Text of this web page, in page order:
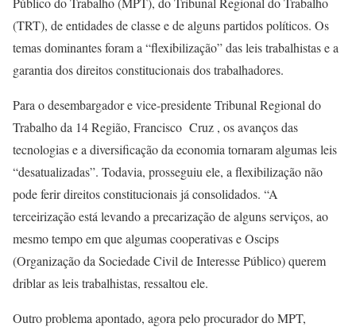
(TRT), de entidades de classe e de alguns partidos políticos. Os
temas dominantes foram a “flexibilização” das leis trabalhistas e a
garantia dos direitos constitucionais dos trabalhadores.
Para o desembargador e vice-presidente Tribunal Regional do
Trabalho da 14 Região, Francisco Cruz , os avanços das
tecnologias e a diversificação da economia tornaram algumas leis
“desatualizadas”. Todavia, prosseguiu ele, a flexibilização não
pode ferir direitos constitucionais já consolidados. “A
terceirização está levando a precarização de alguns serviços, ao
mesmo tempo em que algumas cooperativas e Oscips
(Organização da Sociedade Civil de Interesse Público) querem
driblar as leis trabalhistas, ressaltou ele.
Outro problema apontado, agora pelo procurador do MPT,